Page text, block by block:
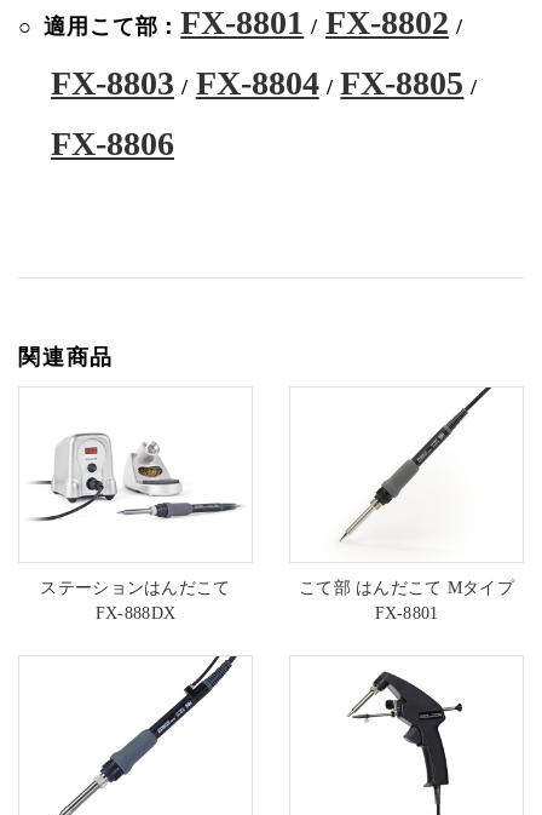
適用こて部：FX-8801 /FX-8802 /
FX-8803 / FX-8804/FX-8805 /
FX-8806
関連商品
ステーションはんだこて
FX-888DX
こて部 はんだこて Mタイプ
FX-8801